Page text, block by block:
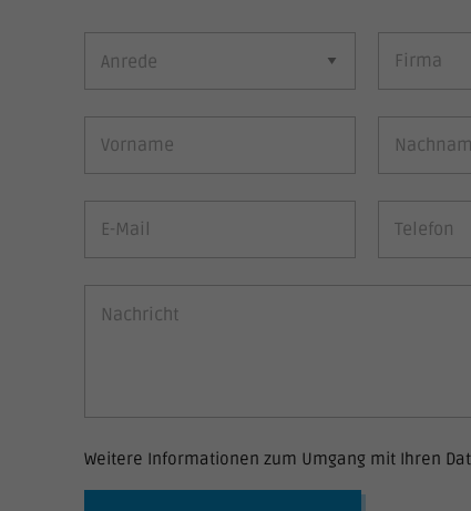
Weitere Informationen zum Umgang mit Ihren